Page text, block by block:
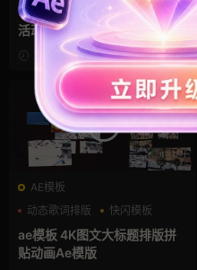
分屏模板
10秒4K卡点快闪分屏品牌宣传
活动快剪ae模板
2026-01-09
AE模板
动态歌词排版
快闪模板
拼贴风
ae模板 4K图文大标题排版拼
贴动画Ae模版